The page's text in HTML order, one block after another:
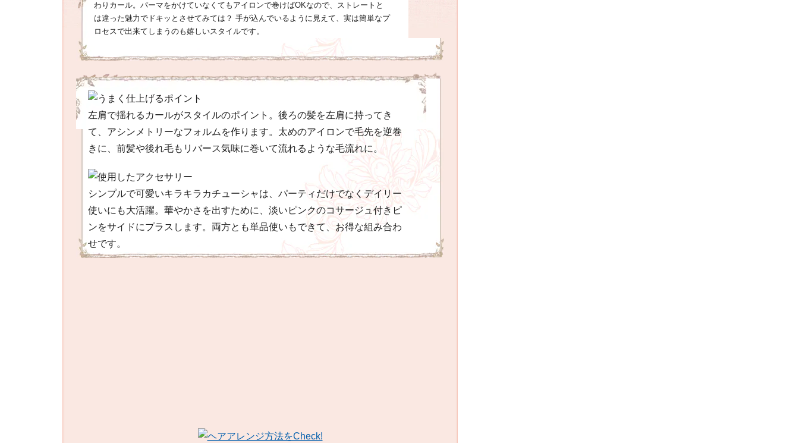
わりカール。パーマをかけていなくてもアイロンで巻けばOKなので、ストレートと
は違った魅力でドキッとさせてみては？ 手が込んでいるように見えて、実は簡単なプ
ロセスで出来てしまうのも嬉しいスタイルです。
左肩で揺れるカールがスタイルのポイント。後ろの髪を左肩に持ってき
て、アシンメトリーなフォルムを作ります。太めのアイロンで毛先を逆巻
きに、前髪や後れ毛もリバース気味に巻いて流れるような毛流れに。
シンプルで可愛いキラキラカチューシャは、パーティだけでなくデイリー
使いにも大活躍。華やかさを出すために、淡いピンクのコサージュ付きピ
ンをサイドにプラスします。両方とも単品使いもできて、お得な組み合わ
せです。